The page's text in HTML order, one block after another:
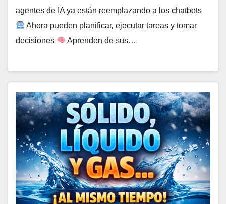
agentes de IA ya están reemplazando a los chatbots
Ahora pueden planificar, ejecutar tareas y tomar
decisiones
Aprenden de sus…